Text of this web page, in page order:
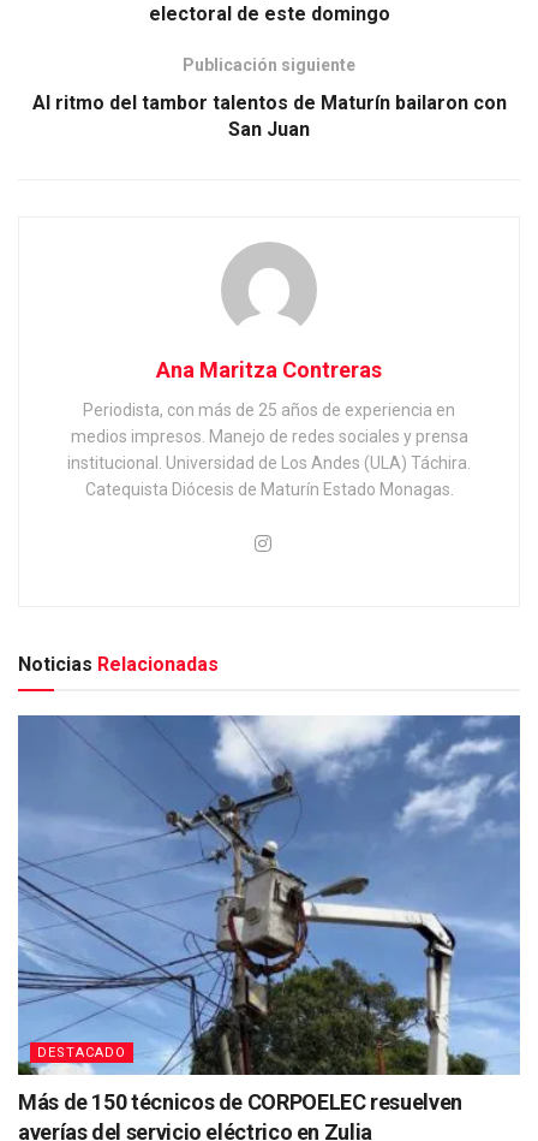
electoral de este domingo
Publicación siguiente
Al ritmo del tambor talentos de Maturín bailaron con
San Juan
Ana Maritza Contreras
Periodista, con más de 25 años de experiencia en
medios impresos. Manejo de redes sociales y prensa
institucional. Universidad de Los Andes (ULA) Táchira.
Catequista Diócesis de Maturín Estado Monagas.
Noticias Relacionadas
DESTACADO
Más de 150 técnicos de CORPOELEC resuelven
averías del servicio eléctrico en Zulia